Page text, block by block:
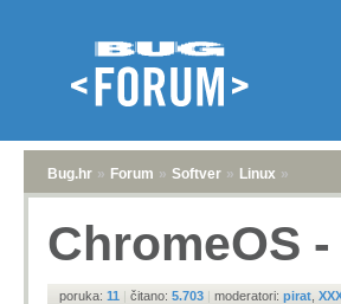
Bug.hr » Forum » Softver » Linux »
ChromeOS
poruka: 11 | čitano: 5.703 | moderatori: pirat